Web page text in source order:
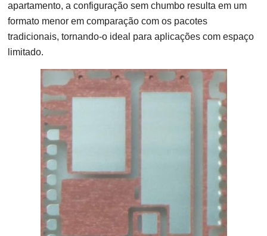
apartamento, a configuração sem chumbo resulta em um
formato menor em comparação com os pacotes
tradicionais, tornando-o ideal para aplicações com espaço
limitado.